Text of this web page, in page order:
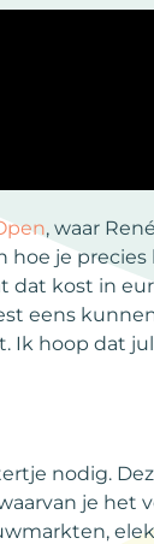
, waar
hoe je
kost in
eens
Ik hoop dat
nodig.
je het